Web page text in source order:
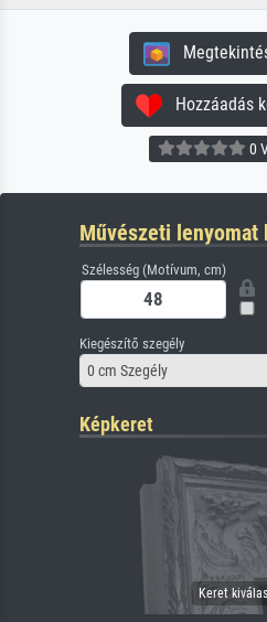
Hozzáadás
0
Művészeti lenyomat
Szélesség (Motívum, cm)
Kiegészítő szegély
0 cm Szegély
Képkeret